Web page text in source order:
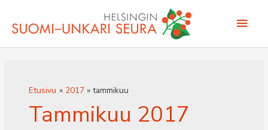
sisältöön
Etusivu 2017 tammikuu
Tammikuu 2017